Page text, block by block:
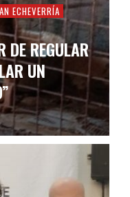
ECHEVERRÍA
REGULAR
UN